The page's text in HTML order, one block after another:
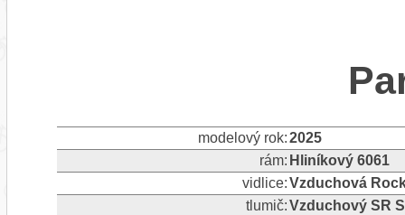
modelový rok:2025
rám: Hliníkový 6061
vidlice:Vzduchová
tlumič:Vzduchový SR